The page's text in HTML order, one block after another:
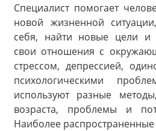
Специалист помогает
новой жизненной
себя, найти новые цели и
свои отношения с
стрессом, депрессией,
психологическими
используют разные
возраста, проблемы и
Наиболее